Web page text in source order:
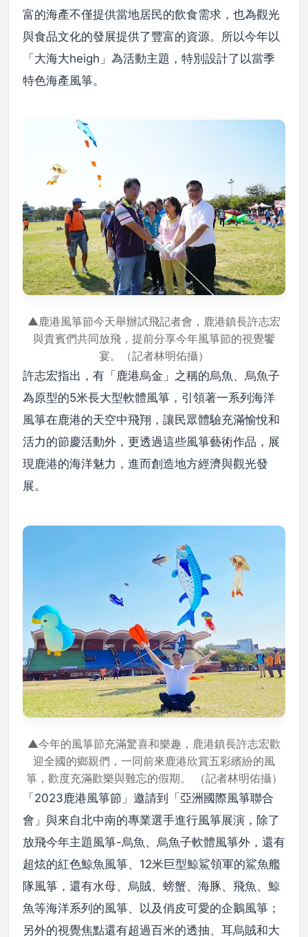
富的海產不僅提供當地居民的飲食需求，也為觀光
與食品文化的發展提供了豐富的資源。所以今年以
「大海大heigh」為活動主題，特別設計了以當季
特色海產風箏。
▲鹿港風箏節今天舉辦試飛記者會，鹿港鎮長許志宏
與貴賓們共同放飛，提前分享今年風箏節的視覺饗
宴。（記者林明佑攝）
許志宏指出，有「鹿港烏金」之稱的烏魚、烏魚子
為原型的5米長大型軟體風箏，引領著一系列海洋
風箏在鹿港的天空中飛翔，讓民眾體驗充滿愉悅和
活力的節慶活動外，更透過這些風箏藝術作品，展
現鹿港的海洋魅力，進而創造地方經濟與觀光發
展。
▲今年的風箏節充滿驚喜和樂趣，鹿港鎮長許志宏歡
迎全國的鄉親們，一同前來鹿港欣賞五彩繽紛的風
箏，歡度充滿歡樂與難忘的假期。 （記者林明佑攝）
「2023鹿港風箏節」邀請到「亞洲國際風箏聯合
會」與來自北中南的專業選手進行風箏展演，除了
放飛今年主題風箏-烏魚、烏魚子軟體風箏外，還有
超炫的紅色鯨魚風箏、12米巨型鯨鯊領軍的鯊魚艦
隊風箏，還有水母、烏賊、螃蟹、海豚、飛魚、鯨
魚等海洋系列的風箏、以及俏皮可愛的企鵝風箏；
另外的視覺焦點還有超過百米的透抽、耳烏賊和大